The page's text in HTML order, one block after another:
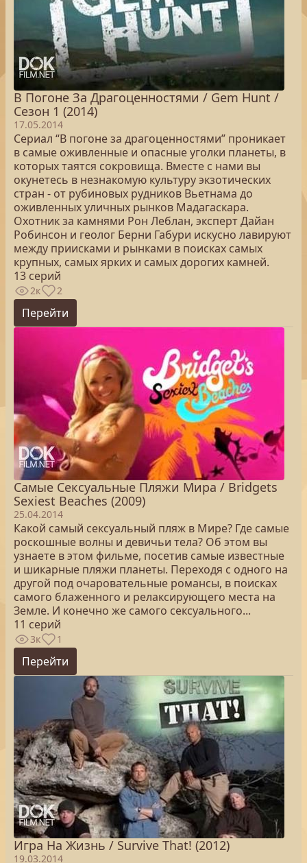
В Погоне За Драгоценностями / Gem Hunt /
Сезон 1 (2014)
17.05.2014
Сериал “В погоне за драгоценностями” проникает
в самые оживленные и опасные уголки планеты, в
которых таятся сокровища. Вместе с нами вы
окунетесь в незнакомую культуру экзотических
стран - от рубиновых рудников Вьетнама до
оживленных уличных рынков Мадагаскара.
Охотник за камнями Рон Леблан, эксперт Дайан
Робинсон и геолог Берни Габури искусно лавируют
между приисками и рынками в поисках самых
крупных, самых ярких и самых дорогих камней.
13 серий
2к 2
Перейти
Самые Сексуальные Пляжи Мира / Bridgets
Sexiest Beaches (2009)
25.04.2014
Какой самый сексуальный пляж в Мире? Где самые
роскошные волны и девичьи тела? Об этом вы
узнаете в этом фильме, посетив самые известные
и шикарные пляжи планеты. Переходя с одного на
другой под очаровательные романсы, в поисках
самого блаженного и релаксирующего места на
Земле. И конечно же самого сексуального...
11 серий
3к 1
Перейти
Игра На Жизнь / Survive That! (2012)
19.03.2014